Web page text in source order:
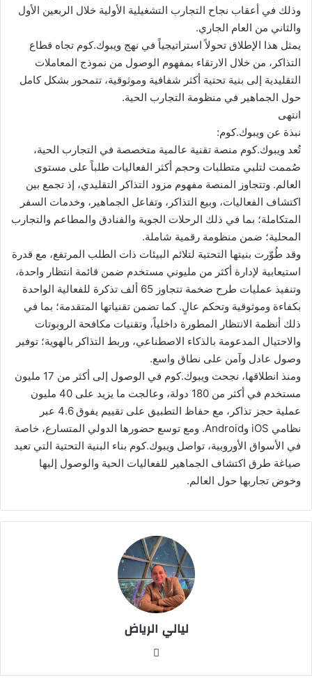
وذلك في أعقاب نجاح التجارب التشغيلية الأولية خلال الربعين الأول
والثاني من العام الجاري.
يمثل هذا الإطلاق تحولاً استراتيجياً في نهج ويبوك.كوم تجاه قطاع
التذاكر، من خلال الارتقاء بمفهوم الوصول من نموذج المعاملات
التقليدية إلى بنية تحتية أكثر شفافية وموثوقية، تتمحور بشكل كامل
حول الجماهير في منظومة التجارب الحية.
انتهى
نبذة عن ويبوك.كوم:
تُعد ويبوك.كوم منصة تقنية عالمية متخصصة في التجارب الحية،
صُممت لتلبي متطلبات وحجم أكثر الفعاليات طلباً على مستوى
العالم. وتتجاوز المنصة مفهوم مزود التذاكر التقليدي، إذ تجمع بين
اكتشاف الفعاليات، وبيع التذاكر، وتفاعل الجماهير، وخدمات السفر
المتكاملة؛ بما في ذلك الرحلات الجوية والفنادق والمطاعم والتجارب
المحلية؛ ضمن منظومة رقمية شاملة.
وقد طُوّرت بنيتها التحتية لتلائم البيئات ذات الطلب المرتفع، مع قدرة
استيعابية لإدارة أكثر من مليوني مستخدم ضمن قائمة انتظار واحدة،
وتنفيذ عمليات طرح ضخمة تتجاوز 65 ألف تذكرة للفعالية الواحدة
بكفاءة وموثوقية وتحكم عالٍ. كما تضمن تقنياتها المتقدمة؛ بما في
ذلك أنظمة الانتظار المطورة داخلياً، وتقنيات مكافحة الروبوتات
والاحتيال المدعومة بالذكاء الاصطناعي، وربط التذاكر بالهوية؛ توفير
وصول عادل وآمن على نطاق واسع.
ومنذ انطلاقها، نجحت ويبوك.كوم في الوصول إلى أكثر من 17 مليون
مستخدم في أكثر من 180 دولة، وعالجت ما يزيد على 40 مليون
عملية حجز تذاكر، مع حفاظ التطبيق على تقييم يفوق 4.6 عبر
نظامي iOS وAndroid. ومع توسع حضورها الدولي المتسارع، خاصة
في الأسواق الأوروبية، تواصل ويبوك.كوم بناء البنية التحتية التي تعيد
صياغة طرق اكتشاف الجماهير للفعاليات الحية والوصول إليها
وخوض تجاربها حول العالم.
ليالي الرياض